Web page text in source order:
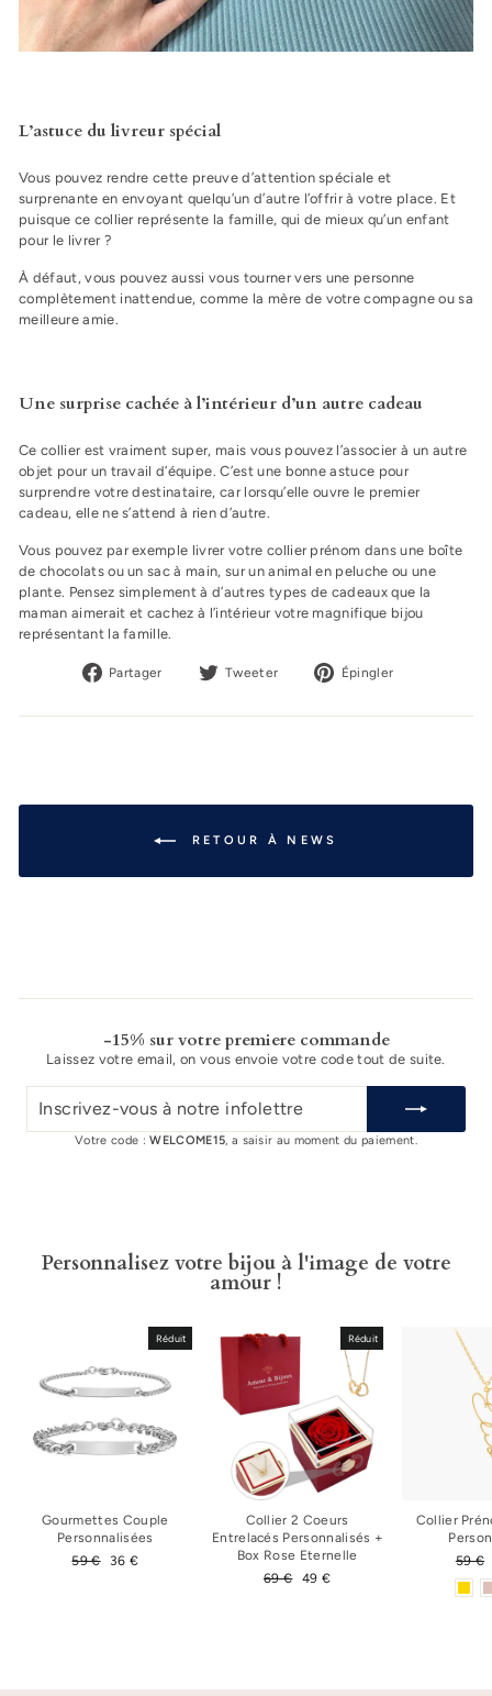
L’astuce du livreur spécial
Vous pouvez rendre cette preuve d’attention spéciale et
surprenante en envoyant quelqu’un d’autre l’offrir à votre place. Et
puisque ce collier représente la famille, qui de mieux qu’un enfant
pour le livrer ?
À défaut, vous pouvez aussi vous tourner vers une personne
complètement inattendue, comme la mère de votre compagne ou sa
meilleure amie.
Une surprise cachée à l’intérieur d’un autre cadeau
Ce collier est vraiment super, mais vous pouvez l’associer à un autre
objet pour un travail d’équipe. C’est une bonne astuce pour
surprendre votre destinataire, car lorsqu’elle ouvre le premier
cadeau, elle ne s’attend à rien d’autre.
Vous pouvez par exemple livrer votre collier prénom dans une boîte
de chocolats ou un sac à main, sur un animal en peluche ou une
plante. Pensez simplement à d’autres types de cadeaux que la
maman aimerait et cachez à l’intérieur votre magnifique bijou
représentant la famille.
Partager
Partager
Facebook
Tweeter
Tweeter
Twitter
Épingler
Pinterest
RETOUR À NEWS
-15% sur votre premiere commande
Laissez votre email, on vous envoie votre code tout de suite.
VOUS
Votre code :WELCOME15, a saisir au moment du paiement.
Personnalisez votre bijou à l'image de votre
amour !
Réduit
Gourmettes Couple
Personnalisées
Prix
59 €
Prix
36 €
Réduit
Collier 2 Coeurs
Entrelacés Personnalisés +
Box Rose Eternelle
Prix
69 €
Prix
49 €
Collier
Prix
59 €